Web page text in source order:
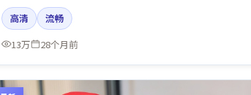
台词节奏值得关注；整体气质偏英国都市与冷色调摄影。
高清
流畅
13万
28个月前